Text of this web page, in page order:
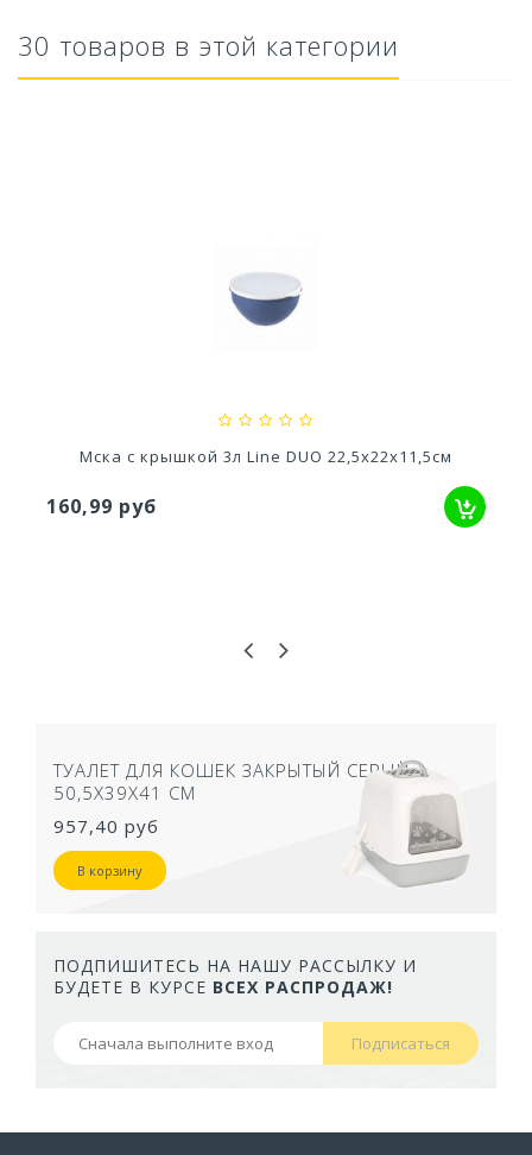
Лоток туалет для кошек (c высоким...
30 товаров в этой категории
Мска с крышкой 3л Line DUO 22,5х22х11,5см
160,99 руб
ТУАЛЕТ ДЛЯ КОШЕК ЗАКРЫТЫЙ СЕРЫЙ
50,5Х39Х41 СМ
957,40 руб
В корзину
ПОДПИШИТЕСЬ НА НАШУ РАССЫЛКУ И
БУДЕТЕ В КУРСЕ ВСЕХ РАСПРОДАЖ!
Подписаться